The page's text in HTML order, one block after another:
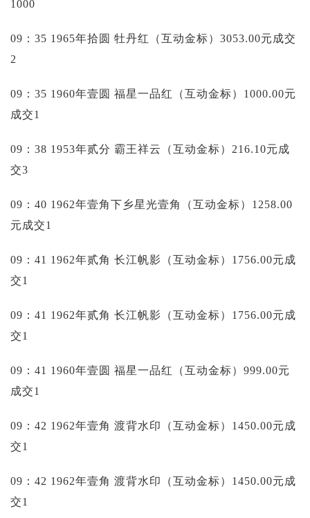
1000
09：35 1965年拾圆 牡丹红（互动金标）3053.00元成交
2
09：35 1960年壹圆 福星一品红（互动金标）1000.00元
成交1
09：38 1953年贰分 霸王祥云（互动金标）216.10元成
交3
09：40 1962年壹角下乡星光壹角（互动金标）1258.00
元成交1
09：41 1962年贰角 长江帆影（互动金标）1756.00元成
交1
09：41 1962年贰角 长江帆影（互动金标）1756.00元成
交1
09：41 1960年壹圆 福星一品红（互动金标）999.00元
成交1
09：42 1962年壹角 渡背水印（互动金标）1450.00元成
交1
09：42 1962年壹角 渡背水印（互动金标）1450.00元成
交1